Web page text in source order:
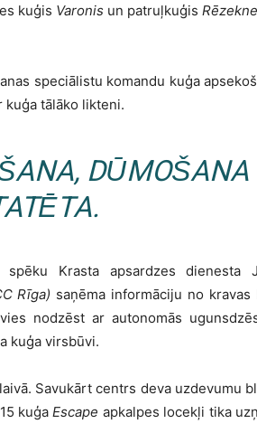
kuģis Varonis un patruļkuģis Rēzekne
speciālistu komandu kuģa
kuģa tālāko likteni.
DŪMOŠANA
Krasta apsardzes dienesta
Rīga) saņēma informāciju no kravas
nodzēst ar autonomās
kuģa virsbūvi.
Savukārt centrs deva uzdevumu
kuģaEscape apkalpes locekļi tika